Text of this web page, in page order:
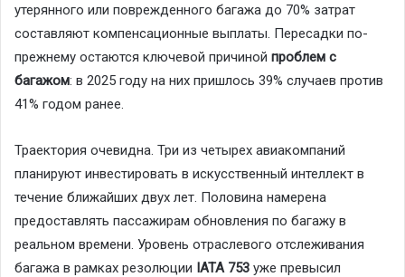
утерянного или поврежденного багажа до 70% затрат
составляют компенсационные выплаты. Пересадки по-
прежнему остаются ключевой причиной проблем с
багажом: в 2025 году на них пришлось 39% случаев против
41% годом ранее.
Траектория очевидна. Три из четырех авиакомпаний
планируют инвестировать в искусственный интеллект в
течение ближайших двух лет. Половина намерена
предоставлять пассажирам обновления по багажу в
реальном времени. Уровень отраслевого отслеживания
багажа в рамках резолюции IATA 753 уже превысил